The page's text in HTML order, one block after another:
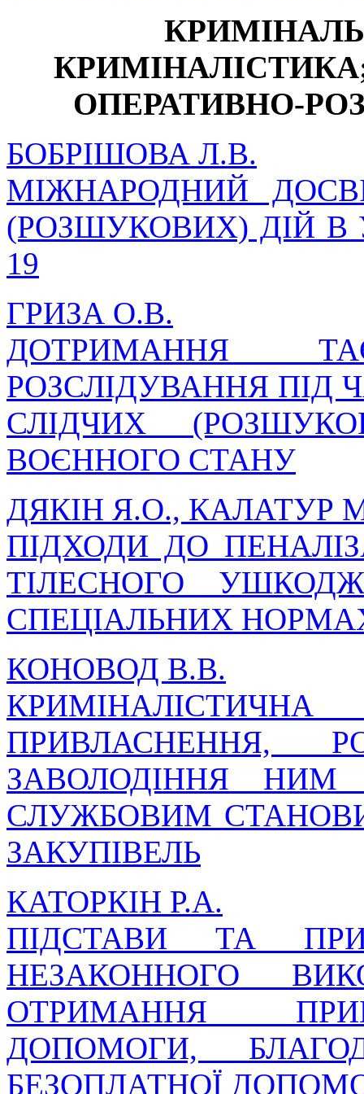
ОПЕРАТИВНО-
БОБРІШОВА Л.В.
МІЖНАРОДНИЙ
(РОЗШУКОВИХ) ДІЙ В
19
ГРИЗА О.В.
ДОТРИМАННЯ
РОЗСЛІДУВАННЯ ПІД
СЛІДЧИХ
ВОЄННОГО СТАНУ
ДЯКІН Я.О., КАЛАТУР
ПІДХОДИ ДО
ТІЛЕСНОГО
СПЕЦІАЛЬНИХ
КОНОВОД В.В.
ПРИВЛАСНЕННЯ,
ЗАВОЛОДІННЯ
СЛУЖБОВИМ
ЗАКУПІВЕЛЬ
КАТОРКІН Р.А.
ПІДСТАВИ ТА
НЕЗАКОННОГО
ОТРИМАННЯ
ДОПОМОГИ,
БЕЗОПЛАТНОЇ